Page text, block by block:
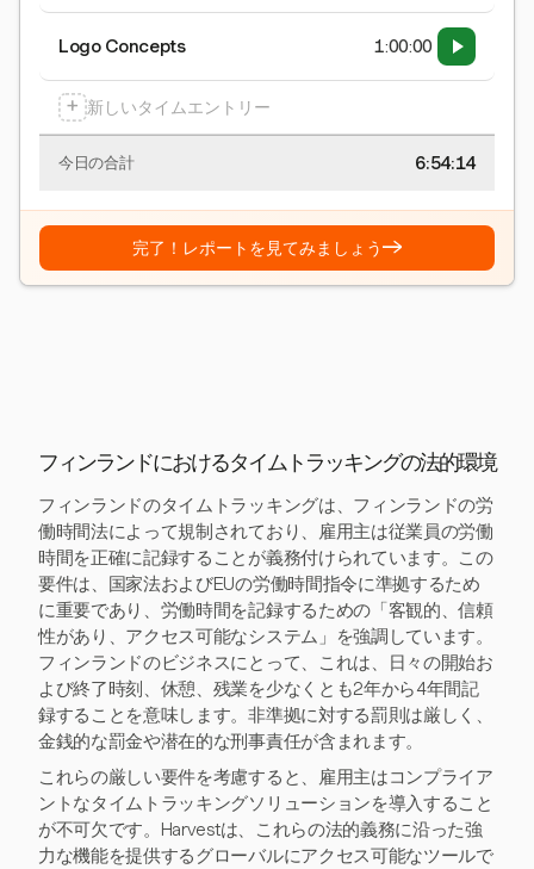
Logo Concepts 1:00:00
+ 新しいタイムエントリー
今日の合計 6:54:15
完了！レポートを見てみましょう→
フィンランドにおけるタイムトラッキングの法的環境
フィンランドのタイムトラッキングは、フィンランドの労
働時間法によって規制されており、雇用主は従業員の労働
時間を正確に記録することが義務付けられています。この
要件は、国家法およびEUの労働時間指令に準拠するため
に重要であり、労働時間を記録するための「客観的、信頼
性があり、アクセス可能なシステム」を強調しています。
フィンランドのビジネスにとって、これは、日々の開始お
よび終了時刻、休憩、残業を少なくとも2年から4年間記
録することを意味します。非準拠に対する罰則は厳しく、
金銭的な罰金や潜在的な刑事責任が含まれます。
これらの厳しい要件を考慮すると、雇用主はコンプライア
ントなタイムトラッキングソリューションを導入すること
が不可欠です。Harvestは、これらの法的義務に沿った強
力な機能を提供するグローバルにアクセス可能なツールで